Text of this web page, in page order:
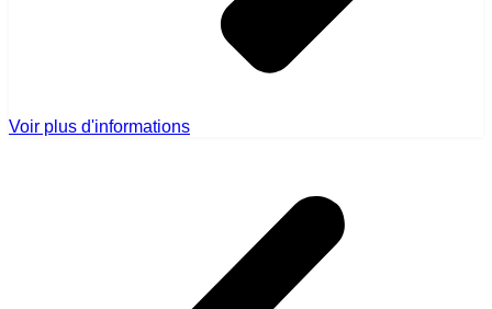
Voir plus d'informations